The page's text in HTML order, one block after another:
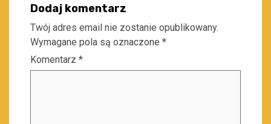
Dodaj komentarz
Twój adres email nie zostanie opublikowany.
Wymagane pola są oznaczone *
Komentarz *